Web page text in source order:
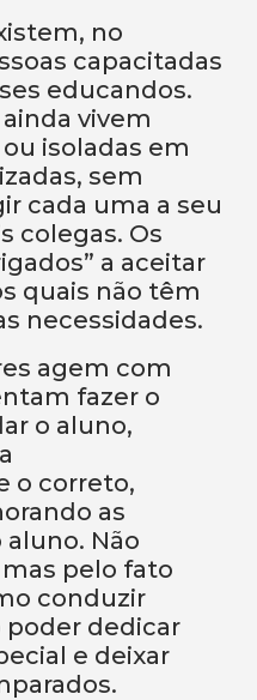
no
capacitadas
educandos.
vivem
isoladas em
sem
cada uma a seu
colegas. Os
a aceitar
quais não têm
necessidades.
agem com
fazer o
o aluno,
o correto,
as
Não
pelo fato
conduzir
poder dedicar
e deixar